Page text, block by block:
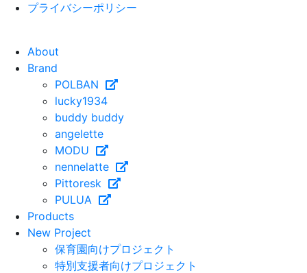
プライバシーポリシー
About
Brand
POLBAN
lucky1934
buddy buddy
angelette
MODU
nennelatte
Pittoresk
PULUA
Products
New Project
保育園向けプロジェクト
特別支援者向けプロジェクト